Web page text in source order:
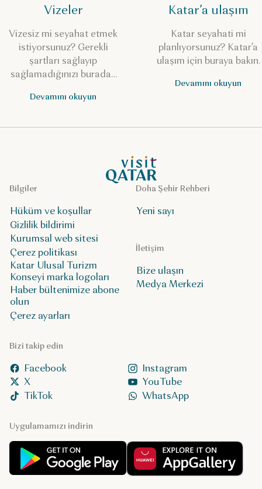
Vizeler
Vizesiz mi seyahat etmek
istiyorsunuz? Gerekli
şartları sağlayıp
sağlamadığınızı buradan
Devamını okuyun
Katar’a ulaşım
Katar seyahati mi
planlıyorsunuz? Katar’a
ulaşım için buraya bakın.
Devamını okuyun
VisitQatar Ana Sayfası
Uygulamamızı indirin
Doha Şehir Rehberi
Yeni sayı
Bizi takip edin
Facebook
Instagram
X
YouTube
TikTok
WhatsApp
İletişim
Bize ulaşın
Medya Merkezi
Bilgiler
Hüküm ve koşullar
Gizlilik bildirimi
Kurumsal web sitesi
Çerez politikası
Katar Ulusal Turizm
Konseyi marka logoları
Haber bültenimize abone
olun
Çerez ayarları